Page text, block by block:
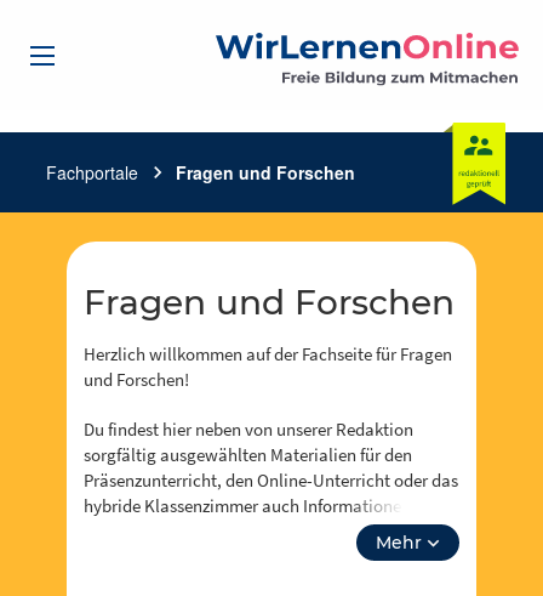
Fachportale chevron_right Fragen und Forschen
Fragen und Forschen
Herzlich willkommen auf der Fachseite für Fragen
und Forschen!
Du findest hier neben von unserer Redaktion
sorgfältig ausgewählten Materialien für den
Präsenzunterricht, den Online-Unterricht oder das
hybride Klassenzimmer auch Informationen zu
Events, Fortbidungsangeboten und zum Neusten
aus Fragen und Forschen. Über “unsere Themen”
Mehr